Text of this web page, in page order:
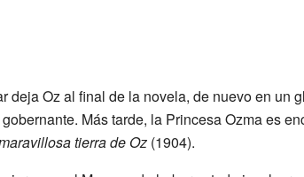
deja Oz al final de la novela, de nuevo en un
Más tarde, la Princesa Ozma es
tierra de Oz(1904).